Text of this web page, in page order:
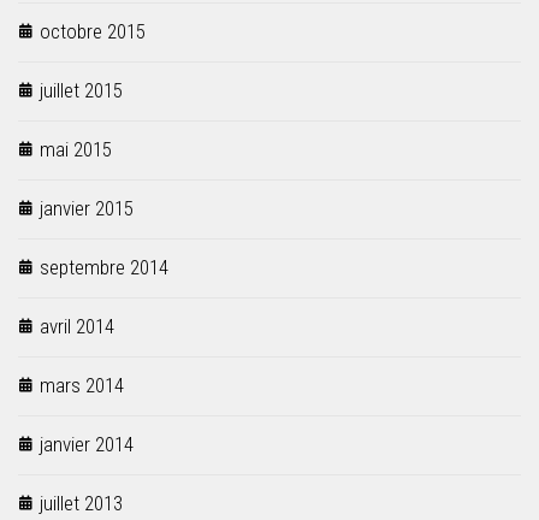
octobre 2015
juillet 2015
mai 2015
janvier 2015
septembre 2014
avril 2014
mars 2014
janvier 2014
juillet 2013